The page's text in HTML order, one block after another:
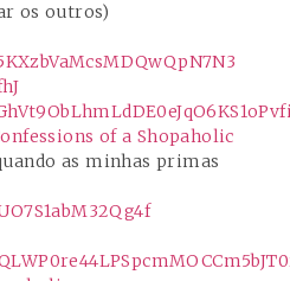
os outros)
as minhas primas